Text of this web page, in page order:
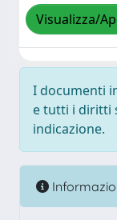
Visualizza/
I documenti
e tutti i diritti
indicazione.